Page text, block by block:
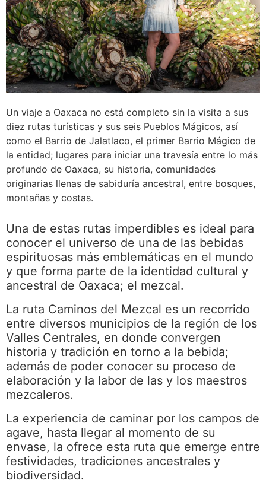
Un viaje a Oaxaca no está completo sin la visita a sus
diez rutas turísticas y sus seis Pueblos Mágicos, así
como el Barrio de Jalatlaco, el primer Barrio Mágico de
la entidad; lugares para iniciar una travesía entre lo más
profundo de Oaxaca, su historia, comunidades
originarias llenas de sabiduría ancestral, entre bosques,
montañas y costas.
Una de estas rutas imperdibles es ideal para
conocer el universo de una de las bebidas
espirituosas más emblemáticas en el mundo
y que forma parte de la identidad cultural y
ancestral de Oaxaca; el mezcal.
La ruta Caminos del Mezcal es un recorrido
entre diversos municipios de la región de los
Valles Centrales, en donde convergen
historia y tradición en torno a la bebida;
además de poder conocer su proceso de
elaboración y la labor de las y los maestros
mezcaleros.
La experiencia de caminar por los campos de
agave, hasta llegar al momento de su
envase, la ofrece esta ruta que emerge entre
festividades, tradiciones ancestrales y
biodiversidad.